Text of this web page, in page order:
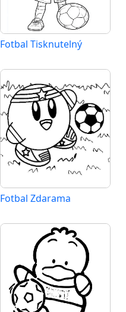
Fotbal Tisknutelný
Fotbal Zdarama